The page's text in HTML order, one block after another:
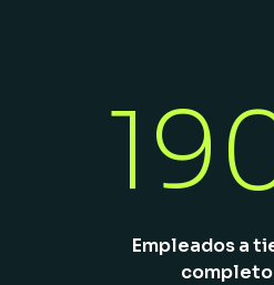
Empleados a
completo